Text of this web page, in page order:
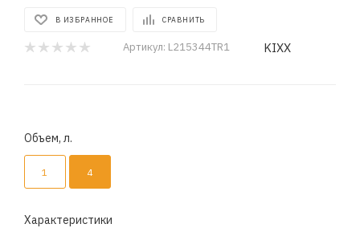
В ИЗБРАННОЕ СРАВНИТЬ
Артикул: L215344TR1 KIXX
Объем, л.
1 4
Характеристики